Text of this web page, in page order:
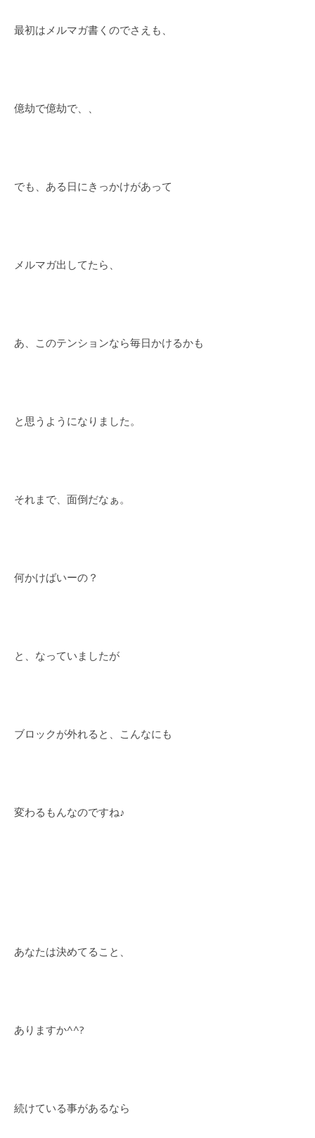
最初はメルマガ書くのでさえも、
億劫で億劫で、、
でも、ある日にきっかけがあって
メルマガ出してたら、
あ、このテンションなら毎日かけるかも
と思うようになりました。
それまで、面倒だなぁ。
何かけばいーの？
と、なっていましたが
ブロックが外れると、こんなにも
変わるもんなのですね♪
あなたは決めてること、
ありますか^^?
続けている事があるなら